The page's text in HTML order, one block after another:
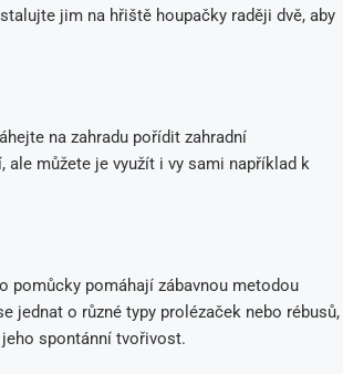
jim na hřiště houpačky raději dvě, aby
na zahradu pořídit zahradní
můžete je využít i vy sami například k
pomůcky pomáhají zábavnou metodou
jednat o různé typy prolézaček nebo rébusů,
spontánní tvořivost.